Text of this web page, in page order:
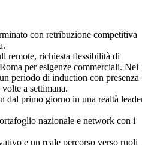
con retribuzione competitiva
remote, richiesta flessibilità di
per esigenze commerciali. Nei
periodo di induction con presenza
a settimana.
dal primo giorno in una realtà
nazionale e network con i
e un reale percorso verso ruoli